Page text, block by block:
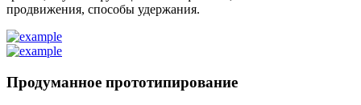
продвижения, способы удержания.
Продуманное прототипирование